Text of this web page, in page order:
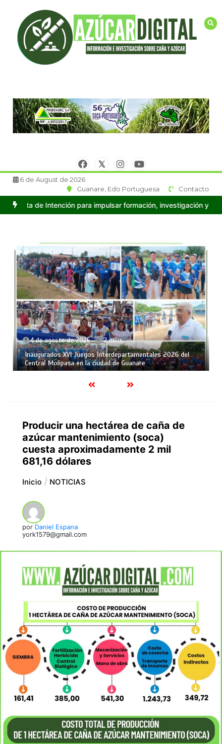
contenido
6 de August de 2026
Guanare, Edo Portuguesa
Contacto
para impulsar formación, investigación y producción en Caña de
4 de agosto de 2026 2 mins
Inaugurados XVI Juegos Interdepartamentales 2026 del
Central Molipasa en la ciudad de Guanare
Producir una hectárea de caña de
azúcar mantenimiento (soca)
cuesta aproximadamente 2 mil
681,16 dólares
Inicio NOTICIAS
por Daniel Espana
york1579@gmail.com